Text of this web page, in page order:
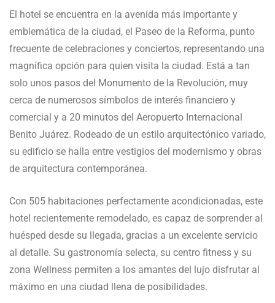
El hotel se encuentra en la avenida más importante y
emblemática de la ciudad, el Paseo de la Reforma, punto
frecuente de celebraciones y conciertos, representando una
magnífica opción para quien visita la ciudad. Está a tan
solo unos pasos del Monumento de la Revolución, muy
cerca de numerosos símbolos de interés financiero y
comercial y a 20 minutos del Aeropuerto Internacional
Benito Juárez. Rodeado de un estilo arquitectónico variado,
su edificio se halla entre vestigios del modernismo y obras
de arquitectura contemporánea.
Con 505 habitaciones perfectamente acondicionadas, este
hotel recientemente remodelado, es capaz de sorprender al
huésped desde su llegada, gracias a un excelente servicio
al detalle. Su gastronomía selecta, su centro fitness y su
zona Wellness permiten a los amantes del lujo disfrutar al
máximo en una ciudad llena de posibilidades.